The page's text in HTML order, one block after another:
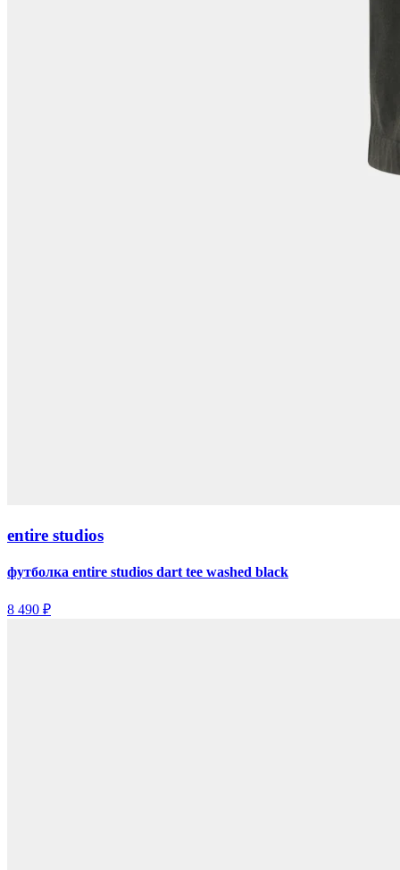
entire studios
футболка entire studios dart tee washed black
8 490 ₽